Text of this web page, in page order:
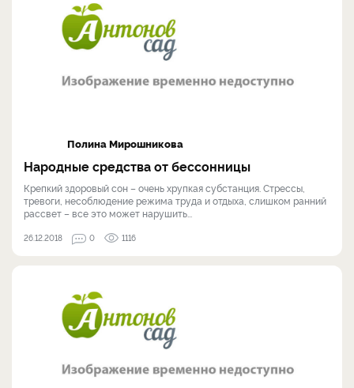
Полина Мирошникова
Народные средства от бессонницы
Крепкий здоровый сон – очень хрупкая субстанция. Стрессы,
тревоги, несоблюдение режима труда и отдыха, слишком ранний
рассвет – все это может нарушить...
26.12.2018 0 1116